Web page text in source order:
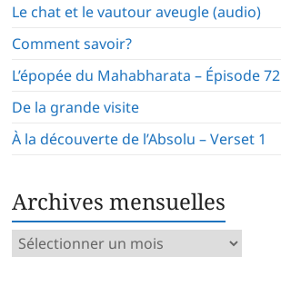
Le chat et le vautour aveugle (audio)
Comment savoir?
L’épopée du Mahabharata – Épisode 72
De la grande visite
À la découverte de l’Absolu – Verset 1
Archives mensuelles
Archives